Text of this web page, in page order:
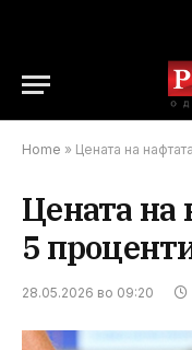
Home » Цената на
Цената на
5
28.05.2026 во 09:20